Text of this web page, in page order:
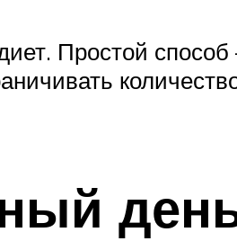
Простой